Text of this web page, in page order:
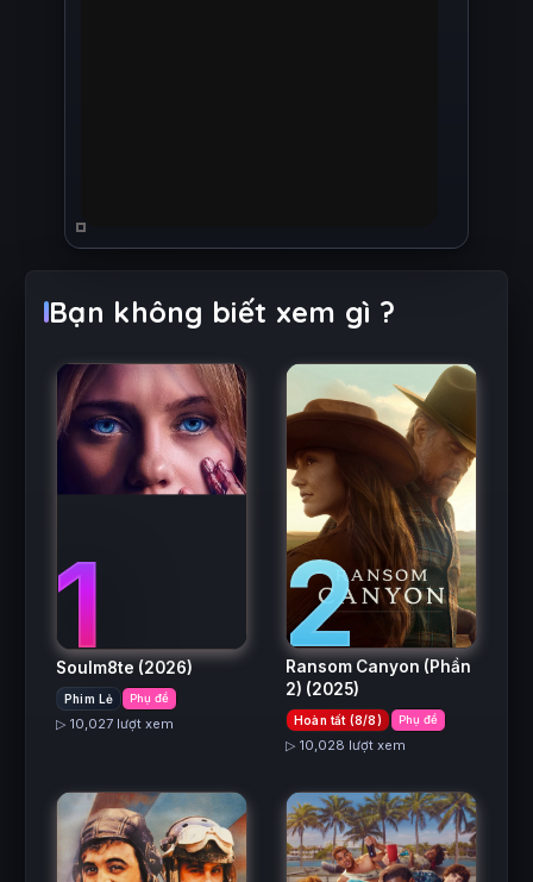
Bạn không biết xem gì ?
1
Soulm8te (2026)
Phim Lẻ Phụ đề
▷ 10,027 lượt xem
2
Ransom Canyon (Phần
2) (2025)
Hoàn tất (8/8) Phụ đề
▷ 10,028 lượt xem